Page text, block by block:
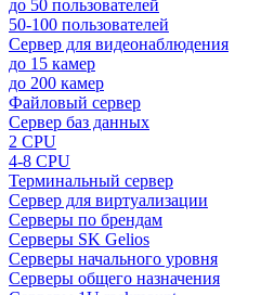
до 50 пользователей
50-100 пользователей
Сервер для видеонаблюдения
до 15 камер
до 200 камер
Файловый сервер
Сервер баз данных
2 CPU
4-8 CPU
Терминальный сервер
Сервер для виртуализации
Серверы по брендам
Серверы SK Gelios
Серверы начального уровня
Серверы общего назначения